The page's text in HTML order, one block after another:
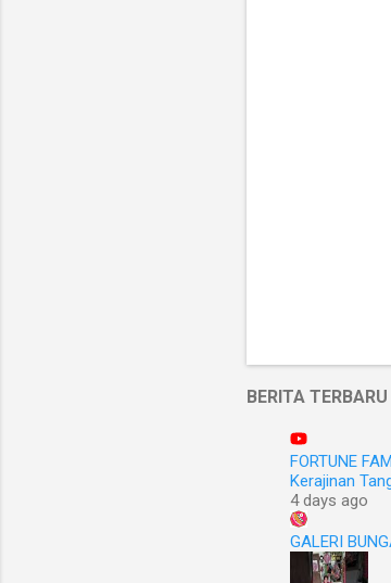
BERITA TERBARU
FORTUNE
Kerajinan
4 days ago
GALERI